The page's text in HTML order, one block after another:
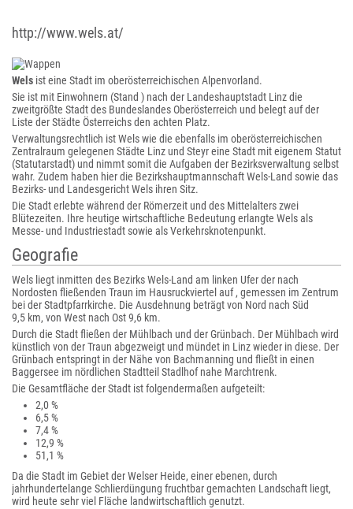
http://www.wels.at/
Wels ist eine Stadt im oberösterreichischen Alpenvorland.
Sie ist mit Einwohnern (Stand ) nach der Landeshauptstadt Linz die
zweitgrößte Stadt des Bundeslandes Oberösterreich und belegt auf der
Liste der Städte Österreichs den achten Platz.
Verwaltungsrechtlich ist Wels wie die ebenfalls im oberösterreichischen
Zentralraum gelegenen Städte Linz und Steyr eine Stadt mit eigenem Statut
(Statutarstadt) und nimmt somit die Aufgaben der Bezirksverwaltung selbst
wahr. Zudem haben hier die Bezirkshauptmannschaft Wels-Land sowie das
Bezirks- und Landesgericht Wels ihren Sitz.
Die Stadt erlebte während der Römerzeit und des Mittelalters zwei
Blütezeiten. Ihre heutige wirtschaftliche Bedeutung erlangte Wels als
Messe- und Industriestadt sowie als Verkehrsknotenpunkt.
Geografie
Wels liegt inmitten des Bezirks Wels-Land am linken Ufer der nach
Nordosten fließenden Traun im Hausruckviertel auf , gemessen im Zentrum
bei der Stadtpfarrkirche. Die Ausdehnung beträgt von Nord nach Süd
9,5 km, von West nach Ost 9,6 km.
Durch die Stadt fließen der Mühlbach und der Grünbach. Der Mühlbach wird
künstlich von der Traun abgezweigt und mündet in Linz wieder in diese. Der
Grünbach entspringt in der Nähe von Bachmanning und fließt in einen
Baggersee im nördlichen Stadtteil Stadlhof nahe Marchtrenk.
Die Gesamtfläche der Stadt ist folgendermaßen aufgeteilt:
2,0 %
6,5 %
7,4 %
12,9 %
51,1 %
Da die Stadt im Gebiet der Welser Heide, einer ebenen, durch
jahrhundertelange Schlierdüngung fruchtbar gemachten Landschaft liegt,
wird heute sehr viel Fläche landwirtschaftlich genutzt.